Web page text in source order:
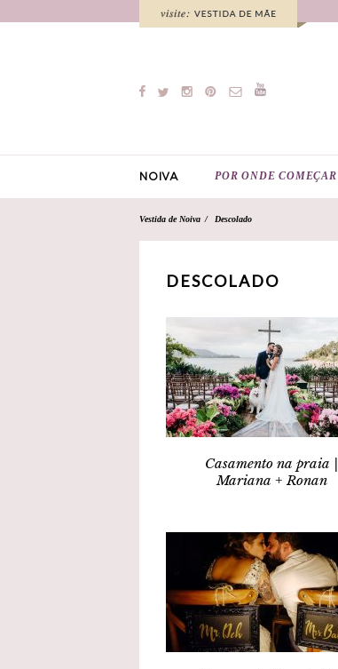
NOIVA POR ONDE COMEÇAR
Vestida de Noiva Descolado
DESCOLADO
Casamento na praia |
Mariana + Ronan